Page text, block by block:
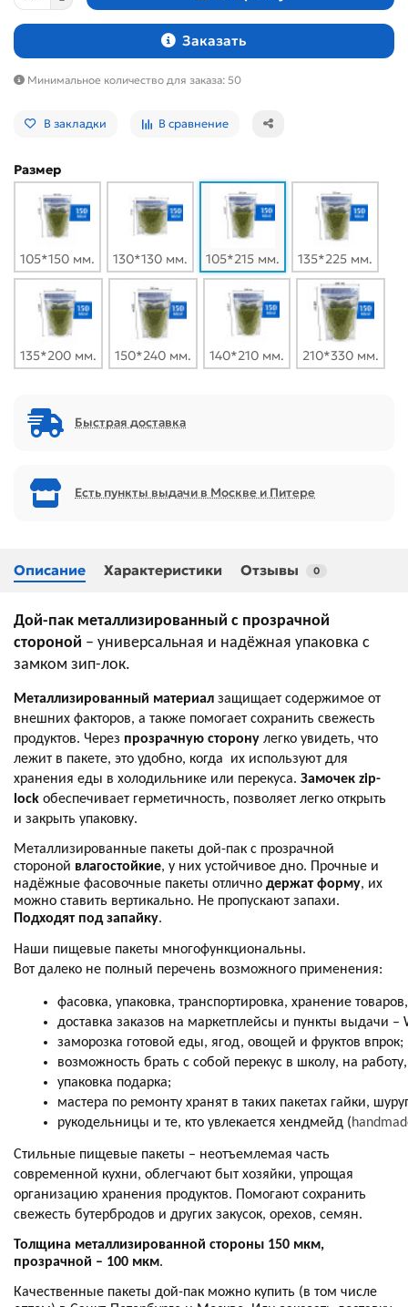
Заказать
Минимальное количество для заказа: 50
В закладки В сравнение
Размер
105*150 мм. 130*130 мм. 105*215 мм. 135*225 мм.
135*200 мм. 150*240 мм. 140*210 мм. 210*330 мм.
Быстрая доставка
Есть пункты выдачи в Москве и Питере
Описание Характеристики Отзывы 0
Дой-пак металлизированный с прозрачной
стороной – универсальная и надёжная упаковка с
замком зип-лок.
Металлизированный материал защищает содержимое от
внешних факторов, а также помогает сохранить свежесть
продуктов. Через прозрачную сторону легко увидеть, что
лежит в пакете, это удобно, когда их используют для
хранения еды в холодильнике или перекуса. Замочек zip-
lock обеспечивает герметичность, позволяет легко открыть
и закрыть упаковку.
Металлизированные пакеты дой-пак с прозрачной
стороной влагостойкие, у них устойчивое дно. Прочные и
надёжные фасовочные пакеты отлично держат форму, их
можно ставить вертикально. Не пропускают запахи.
Подходят под запайку.
Наши пищевые пакеты многофункциональны.
Вот далеко не полный перечень возможного применения:
фасовка, упаковка, транспортировка, хранение
доставка заказов на маркетплейсы и пункты выдачи
заморозка готовой еды, ягод, овощей и фруктов впрок;
возможность брать с собой перекус в школу, на
упаковка подарка;
мастера по ремонту хранят в таких пакетах гайки,
рукодельницы и те, кто увлекается хендмейд (
Стильные пищевые пакеты – неотъемлемая часть
современной кухни, облегчают быт хозяйки, упрощая
организацию хранения продуктов. Помогают сохранить
свежесть бутербродов и других закусок, орехов, семян.
Толщина металлизированной стороны 150 мкм,
прозрачной – 100 мкм.
Качественные пакеты дой-пак можно купить (в том числе